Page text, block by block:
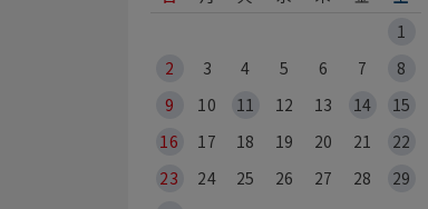
1
2
3 4 5 6 7
8
9
10 11 12 13 14
15
16
17 18 19 20 21
22
23
24 25 26 27 28
29